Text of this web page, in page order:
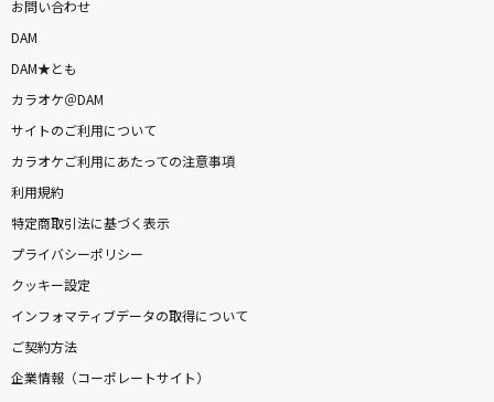
お問い合わせ
DAM
DAM★とも
カラオケ＠DAM
サイトのご利用について
カラオケご利用にあたっての注意事項
利用規約
特定商取引法に基づく表示
プライバシーポリシー
クッキー設定
インフォマティブデータの取得について
ご契約方法
企業情報（コーポレートサイト）